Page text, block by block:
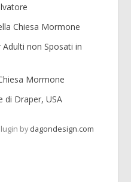
Chiesa Mormone
non Sposati in
Mormone
di Draper, USA
by dagondesign.com